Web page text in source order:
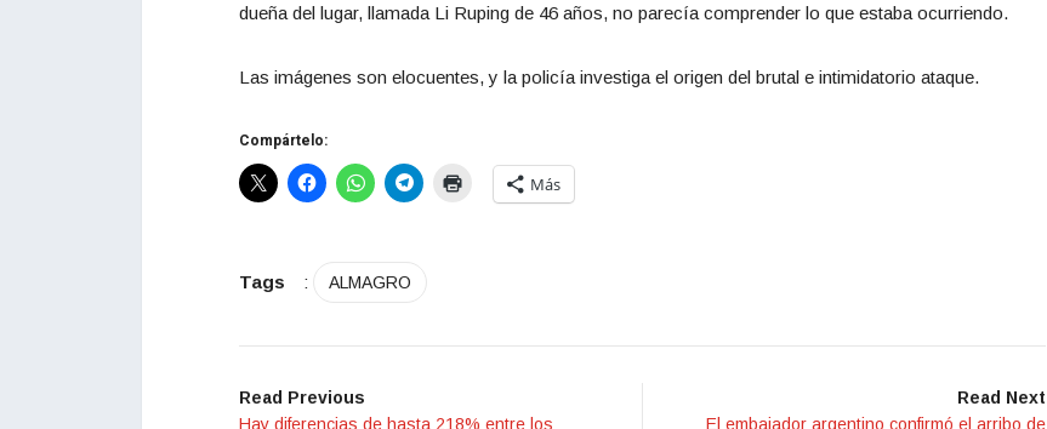
dueña del lugar, llamada Li Ruping de 46 años, no parecía comprender lo que estaba ocurriendo.
Las imágenes son elocuentes, y la policía investiga el origen del brutal e intimidatorio ataque.
Compártelo:
Más
Tags : ALMAGRO
Read Previous
Hay diferencias de hasta 218% entre los
Read Next
El embajador argentino confirmó el arribo de